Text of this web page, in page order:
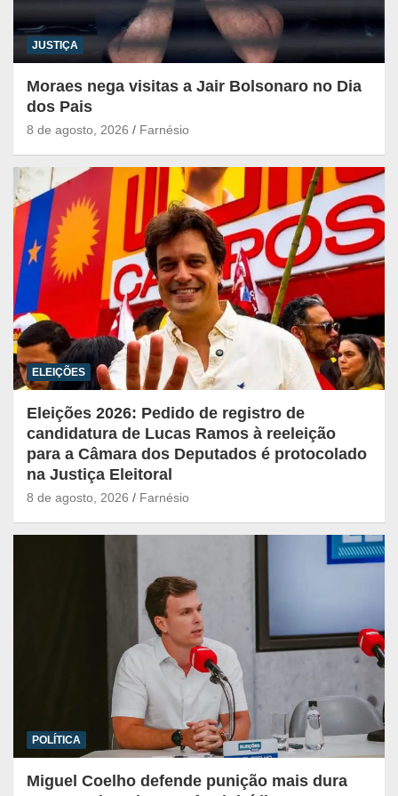
JUSTIÇA
Moraes nega visitas a Jair Bolsonaro no Dia
dos Pais
8 de agosto, 2026 Farnésio
ELEIÇÕES
Eleições 2026: Pedido de registro de
candidatura de Lucas Ramos à reeleição
para a Câmara dos Deputados é protocolado
na Justiça Eleitoral
8 de agosto, 2026 Farnésio
POLÍTICA
Miguel Coelho defende punição mais dura